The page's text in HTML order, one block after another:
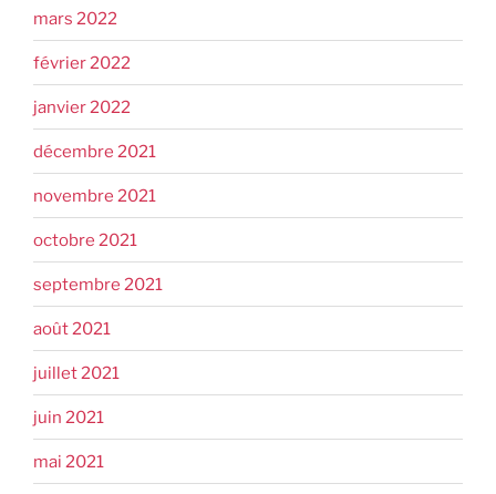
mars 2022
février 2022
janvier 2022
décembre 2021
novembre 2021
octobre 2021
septembre 2021
août 2021
juillet 2021
juin 2021
mai 2021